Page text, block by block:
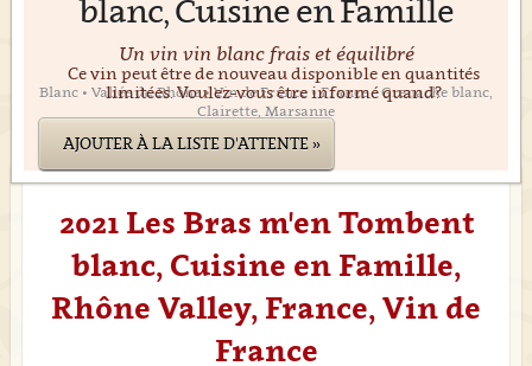
blanc, Cuisine en Famille
Un vin vin blanc frais et équilibré
Blanc • Vallée du Rhône • Vin de France • France • Grenache blanc,
Clairette, Marsanne
Ce vin peut être de nouveau disponible en quantités
limitées. Voulez-vous être informé quand?
AJOUTER À LA LISTE D'ATTENTE »
2021 Les Bras m'en Tombent
blanc, Cuisine en Famille,
Rhône Valley, France, Vin de
France